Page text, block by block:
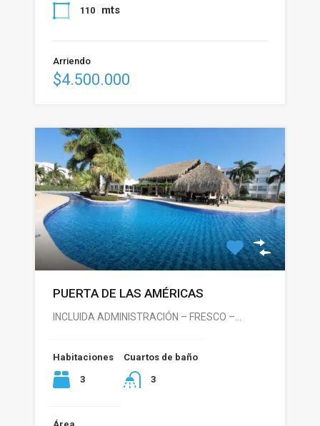
110 mts
Arriendo
$4.500.000
PUERTA DE LAS AMÉRICAS
INCLUIDA ADMINISTRACIÓN – FRESCO –…
Habitaciones
3
Cuartos de baño
3